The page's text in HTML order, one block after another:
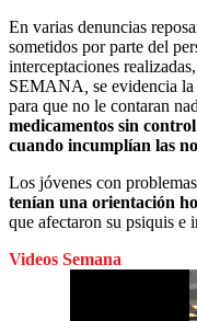
En varias denuncias
sometidos por parte del
interceptaciones
SEMANA se evidencia
para que no le contaran
medicamentos sin
cuando incumplían las
Los jóvenes con
tenían una orientación
que afectaron su psiquis e
Videos Semana